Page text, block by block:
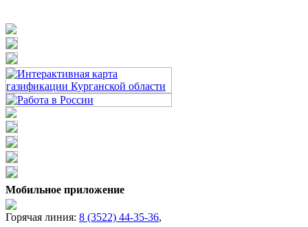
Мобильное приложение
Горячая линия: 8 (3522) 44-35-36,